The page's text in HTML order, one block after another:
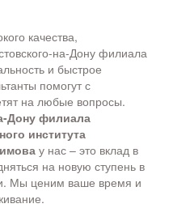
качества,
на-Дону филиала
и быстрое
помогут с
на любые вопросы.
Дону филиала
института
у нас – это вклад в
на новую ступень в
Мы ценим ваше время и